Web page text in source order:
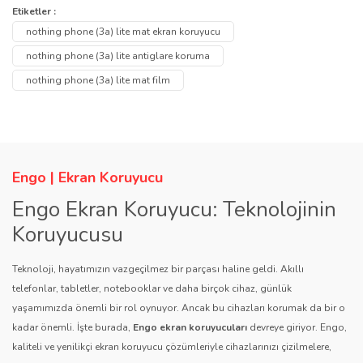
Yorum Yaz
konularda yetersiz gördüğünüz noktaları öneri formunu kullanarak
tarafımıza iletebilirsiniz.
Görüş ve önerileriniz için teşekkür ederiz.
Ürün resmi kalitesiz, bozuk veya görüntülenemiyor.
Ürün fiyatı diğer sitelerden daha pahalı.
Bu ürüne benzer farklı alternatifler olmalı.
Gönder
Soru Sor
Etiketler :
nothing phone (3a) lite mat ekran koruyucu
nothing phone (3a) lite antiglare koruma
nothing phone (3a) lite mat film
Engo | Ekran Koruyucu
Engo Ekran Koruyucu: Teknolojinin
Koruyucusu
Teknoloji, hayatımızın vazgeçilmez bir parçası haline geldi. Akıllı
telefonlar, tabletler, notebooklar ve daha birçok cihaz, günlük
yaşamımızda önemli bir rol oynuyor. Ancak bu cihazları korumak da bir o
kadar önemli. İşte burada, Engo ekran koruyucuları devreye giriyor. Engo,
kaliteli ve yenilikçi ekran koruyucu çözümleriyle cihazlarınızı çizilmelere,